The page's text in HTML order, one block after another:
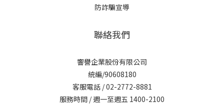
防詐騙宣導
聯絡我們
響譽企業股份有限公司
統編/90608180
客服電話 / 02-2772-8881
服務時間 / 週一至週五 1400-2100